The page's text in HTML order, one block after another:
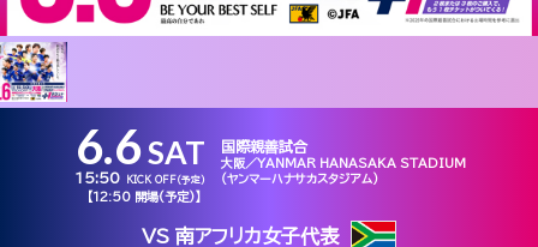
6.6SAT
15:50 KICK OFF（予定）
【12:50 開場(予定)】
国際親善試合
大阪／YANMAR HANASAKA STADIUM
（ヤンマーハナサカスタジアム）
VS 南アフリカ女子代表